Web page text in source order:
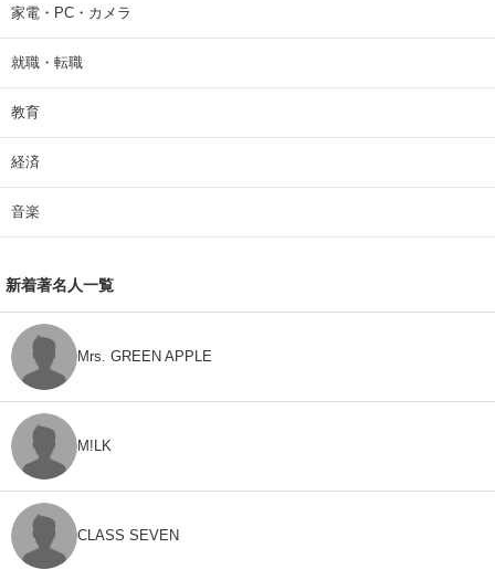
家電・PC・カメラ
就職・転職
教育
経済
音楽
新着著名人一覧
Mrs. GREEN APPLE
M!LK
CLASS SEVEN